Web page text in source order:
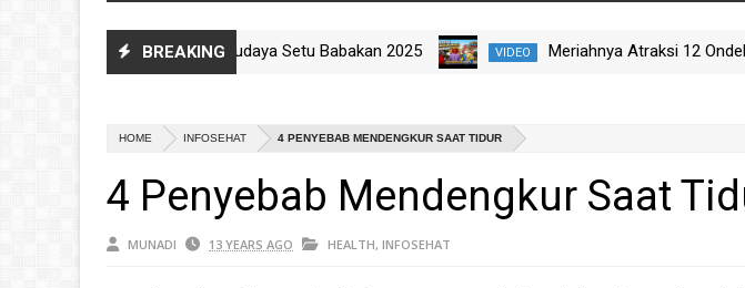
BREAKING
Betawi di Gebyar Seni Budaya Setu Babakan 2025 VIDEO Meriahnya Atraksi 12 Ondel-
HOME INFOSEHAT 4 PENYEBAB MENDENGKUR SAAT TIDUR
4 Penyebab Mendengkur Saat
MUNADI 13 YEARS AGO HEALTH, INFOSEHAT